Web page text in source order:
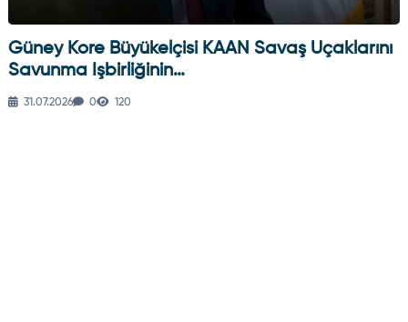
Güney Kore Büyükelçisi KAAN Savaş Uçaklarını
Savunma Işbirliğinin…
31.07.2026 0 120